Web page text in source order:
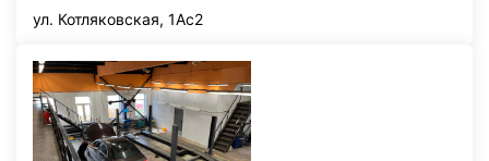
ул. Котляковская, 1Ас2